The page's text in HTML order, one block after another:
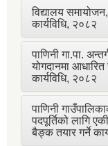
विद्यालय
कार्यविधि, २०८२
पाणिनी गा.पा.
योगदानमा
कार्यविधि, २०८२
पाणिनी
पदपूर्तिको लागि
बैङ्क तयार गर्ने